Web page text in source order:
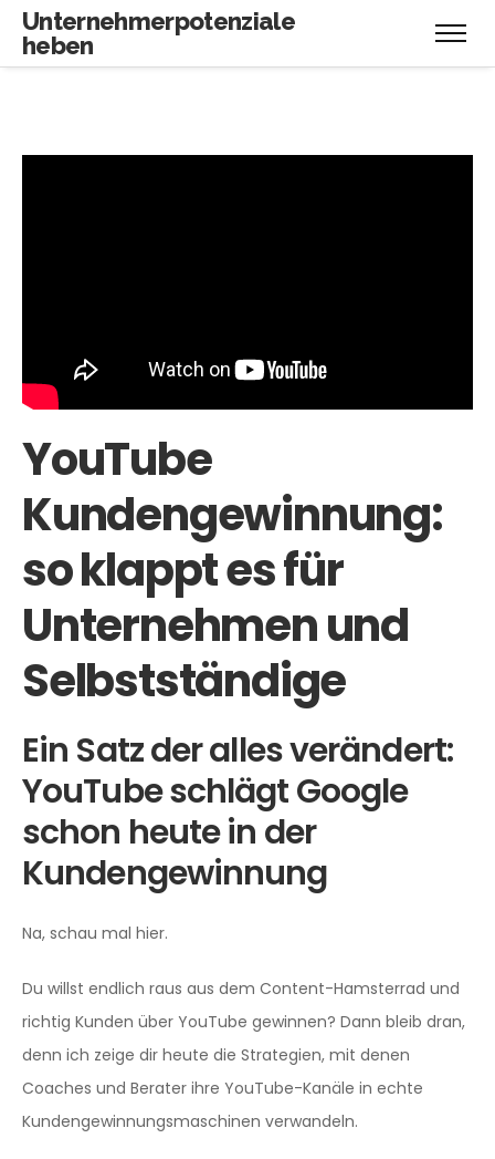
Unternehmerpotenziale
heben
YouTube
Kundengewinnung:
so klappt es für
Unternehmen und
Selbstständige
Ein Satz der alles verändert:
YouTube schlägt Google
schon heute in der
Kundengewinnung
Na, schau mal hier.
Du willst endlich raus aus dem Content-Hamsterrad und
richtig Kunden über YouTube gewinnen? Dann bleib dran,
denn ich zeige dir heute die Strategien, mit denen
Coaches und Berater ihre YouTube-Kanäle in echte
Kundengewinnungsmaschinen verwandeln.